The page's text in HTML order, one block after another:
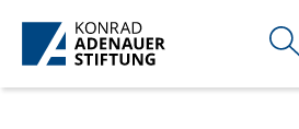
Zum Hauptinhalt springen